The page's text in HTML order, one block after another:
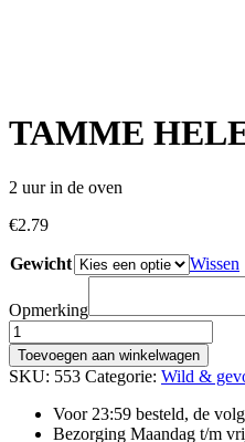
TAMME
2 uur in de oven
€2.79
Gewicht Wissen
Opmerking
TAMME
HELE
EEND
aantal
Toevoegen aan winkelwagen
SKU: 553 Categorie: Wild &
Voor 23:59 besteld, de
Bezorging Maandag t/m